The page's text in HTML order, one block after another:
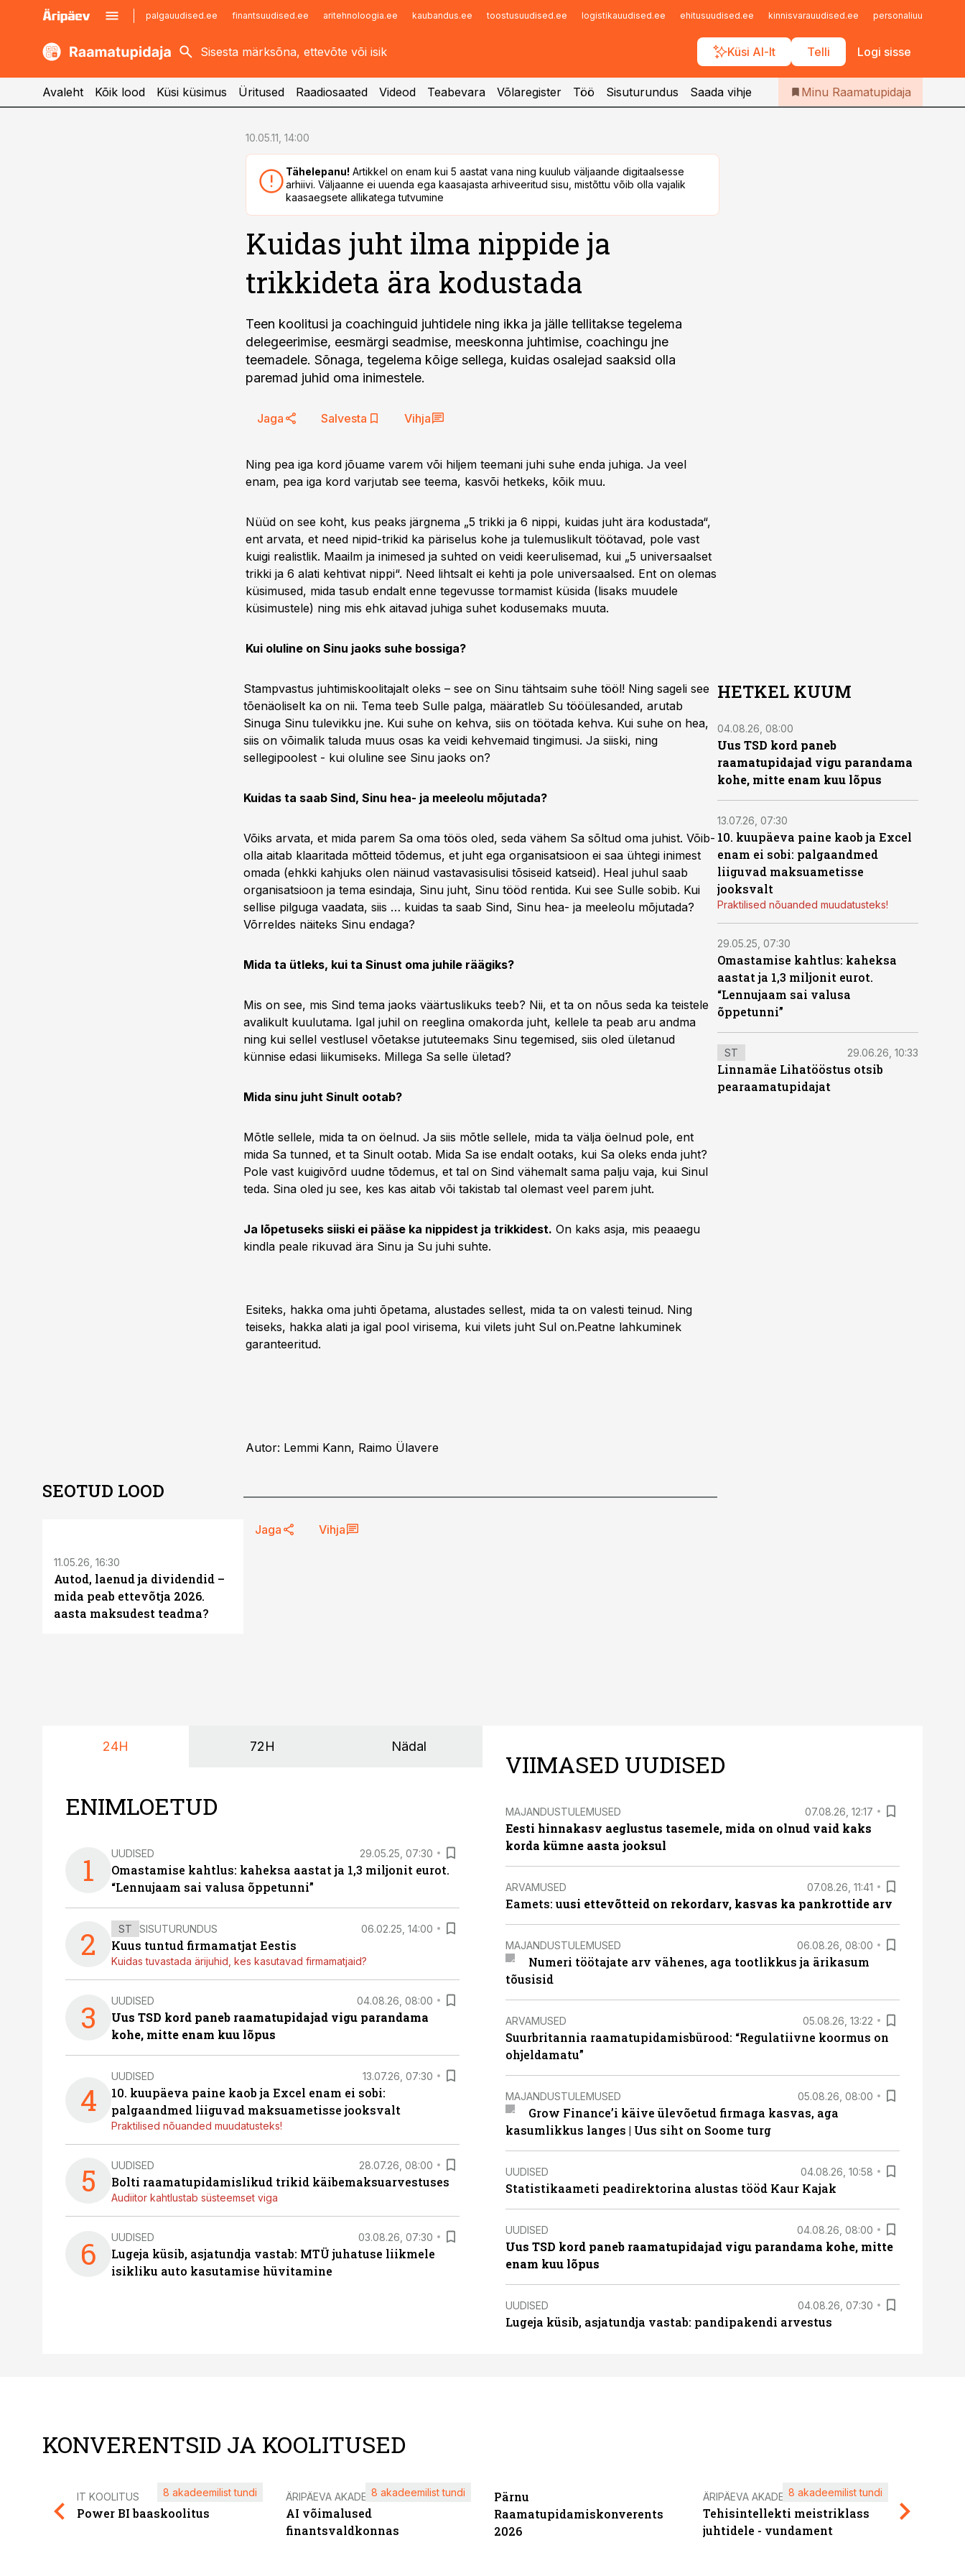
palgauudised.ee finantsuudised.ee aritehnoloogia.ee kaubandus.ee toostusuudised.ee logistikauudised.ee ehitusuudised.ee kinnisvarauudised.ee personaliuudised.ee
Küsi AI-lt Telli Logi sisse
kaubandus.ee
kinnisvarauudised.ee
imelineajalugu.ee
Infopank
Iseteenindus
Telli Raamatupidaja
Avaleht Kõik lood Küsi küsimus Üritused Raadiosaated Videod Teabevara Võlaregister Töö Sisuturundus Saada vihje Minu Raamatupidaja
10.05.11, 14:00
Tähelepanu! Artikkel on enam kui 5 aastat vana ning kuulub väljaande digitaalsesse
arhiivi. Väljaanne ei uuenda ega kaasajasta arhiveeritud sisu, mistõttu võib olla vajalik
kaasaegsete allikatega tutvumine
Kuidas juht ilma nippide ja
trikkideta ära kodustada
Teen koolitusi ja coachinguid juhtidele ning ikka ja jälle tellitakse tegelema
delegeerimise, eesmärgi seadmise, meeskonna juhtimise, coachingu jne
teemadele. Sõnaga, tegelema kõige sellega, kuidas osalejad saaksid olla
paremad juhid oma inimestele.
Jaga Salvesta Vihja
Ning pea iga kord jõuame varem või hiljem teemani juhi suhe enda juhiga. Ja veel
enam, pea iga kord varjutab see teema, kasvõi hetkeks, kõik muu.
Nüüd on see koht, kus peaks järgnema „5 trikki ja 6 nippi, kuidas juht ära kodustada“,
ent arvata, et need nipid-trikid ka päriselus kohe ja tulemuslikult töötavad, pole vast
kuigi realistlik. Maailm ja inimesed ja suhted on veidi keerulisemad, kui „5 universaalset
trikki ja 6 alati kehtivat nippi“. Need lihtsalt ei kehti ja pole universaalsed. Ent on olemas
küsimused, mida tasub endalt enne tegevusse tormamist küsida (lisaks muudele
küsimustele) ning mis ehk aitavad juhiga suhet kodusemaks muuta.
Kui oluline on Sinu jaoks suhe bossiga?
Stampvastus juhtimiskoolitajalt oleks – see on Sinu tähtsaim suhe tööl! Ning sageli see
tõenäoliselt ka on nii. Tema teeb Sulle palga, määratleb Su tööülesanded, arutab
Sinuga Sinu tulevikku jne. Kui suhe on kehva, siis on töötada kehva. Kui suhe on hea,
siis on võimalik taluda muus osas ka veidi kehvemaid tingimusi. Ja siiski, ning
sellegipoolest - kui oluline see Sinu jaoks on?
Kuidas ta saab Sind, Sinu hea- ja meeleolu mõjutada?
Võiks arvata, et mida parem Sa oma töös oled, seda vähem Sa sõltud oma juhist. Võib-
olla aitab klaaritada mõtteid tõdemus, et juht ega organisatsioon ei saa ühtegi inimest
omada (ehkki kahjuks olen näinud vastavasisulisi tõsiseid katseid). Heal juhul saab
organisatsioon ja tema esindaja, Sinu juht, Sinu tööd rentida. Kui see Sulle sobib. Kui
sellise pilguga vaadata, siis … kuidas ta saab Sind, Sinu hea- ja meeleolu mõjutada?
Võrreldes näiteks Sinu endaga?
Mida ta ütleks, kui ta Sinust oma juhile räägiks?
Mis on see, mis Sind tema jaoks väärtuslikuks teeb? Nii, et ta on nõus seda ka teistele
avalikult kuulutama. Igal juhil on reeglina omakorda juht, kellele ta peab aru andma
ning kui sellel vestlusel võetakse jututeemaks Sinu tegemised, siis oled ületanud
künnise edasi liikumiseks. Millega Sa selle ületad?
Mida sinu juht Sinult ootab?
Mõtle sellele, mida ta on öelnud. Ja siis mõtle sellele, mida ta välja öelnud pole, ent
mida Sa tunned, et ta Sinult ootab. Mida Sa ise endalt ootaks, kui Sa oleks enda juht?
Pole vast kuigivõrd uudne tõdemus, et tal on Sind vähemalt sama palju vaja, kui Sinul
teda. Sina oled ju see, kes kas aitab või takistab tal olemast veel parem juht.
Ja lõpetuseks siiski ei pääse ka nippidest ja trikkidest. On kaks asja, mis peaaegu
kindla peale rikuvad ära Sinu ja Su juhi suhte.
HETKEL KUUM
04.08.26, 08:00
Uus TSD kord paneb
raamatupidajad vigu parandama
kohe, mitte enam kuu lõpus
13.07.26, 07:30
10. kuupäeva paine kaob ja Excel
enam ei sobi: palgaandmed
liiguvad maksuametisse
jooksvalt
Praktilised nõuanded muudatusteks!
29.05.25, 07:30
Omastamise kahtlus: kaheksa
aastat ja 1,3 miljonit eurot.
“Lennujaam sai valusa
õppetunni”
ST 29.06.26, 10:33
Linnamäe Lihatööstus otsib
pearaamatupidajat
Esiteks, hakka oma juhti õpetama, alustades sellest, mida ta on valesti teinud. Ning
teiseks, hakka alati ja igal pool virisema, kui vilets juht Sul on.Peatne lahkuminek
garanteeritud.
Autor: Lemmi Kann, Raimo Ülavere
Jaga Vihja
SEOTUD LOOD
11.05.26, 16:30
Autod, laenud ja dividendid –
mida peab ettevõtja 2026.
aasta maksudest teadma?
24H 72H Nädal
ENIMLOETUD
1 UUDISED 29.05.25, 07:30
Omastamise kahtlus: kaheksa aastat ja 1,3 miljonit eurot.
“Lennujaam sai valusa õppetunni”
2 ST SISUTURUNDUS 06.02.25, 14:00
Kuus tuntud firmamatjat Eestis
Kuidas tuvastada ärijuhid, kes kasutavad firmamatjaid?
3 UUDISED 04.08.26, 08:00
Uus TSD kord paneb raamatupidajad vigu parandama
kohe, mitte enam kuu lõpus
4
UUDISED 13.07.26, 07:30
10. kuupäeva paine kaob ja Excel enam ei sobi:
palgaandmed liiguvad maksuametisse jooksvalt
Praktilised nõuanded muudatusteks!
5 UUDISED 28.07.26, 08:00
Bolti raamatupidamislikud trikid käibemaksuarvestuses
Audiitor kahtlustab süsteemset viga
6 UUDISED 03.08.26, 07:30
Lugeja küsib, asjatundja vastab: MTÜ juhatuse liikmele
isikliku auto kasutamise hüvitamine
VIIMASED UUDISED
MAJANDUSTULEMUSED 07.08.26, 12:17
Eesti hinnakasv aeglustus tasemele, mida on olnud vaid kaks
korda kümne aasta jooksul
ARVAMUSED 07.08.26, 11:41
Eamets: uusi ettevõtteid on rekordarv, kasvas ka pankrottide arv
MAJANDUSTULEMUSED 06.08.26, 08:00
Numeri töötajate arv vähenes, aga tootlikkus ja ärikasum
tõusisid
ARVAMUSED 05.08.26, 13:22
Suurbritannia raamatupidamisbürood: “Regulatiivne koormus on
ohjeldamatu”
MAJANDUSTULEMUSED 05.08.26, 08:00
Grow Finance’i käive ülevõetud firmaga kasvas, aga
kasumlikkus langes | Uus siht on Soome turg
UUDISED 04.08.26, 10:58
Statistikaameti peadirektorina alustas tööd Kaur Kajak
UUDISED 04.08.26, 08:00
Uus TSD kord paneb raamatupidajad vigu parandama kohe, mitte
enam kuu lõpus
UUDISED 04.08.26, 07:30
Lugeja küsib, asjatundja vastab: pandipakendi arvestus
KONVERENTSID JA KOOLITUSED
IT KOOLITUS
Power BI baaskoolitus
8 akadeemilist tundi ÄRIPÄEVA AKADEEMIA
AI võimalused
finantsvaldkonnas
8 akadeemilist tundi
Pärnu
Raamatupidamiskonverents
2026
ÄRIPÄEVA AKADEEMIA
Tehisintellekti meistriklass
juhtidele - vundament
8 akadeemilist tundi